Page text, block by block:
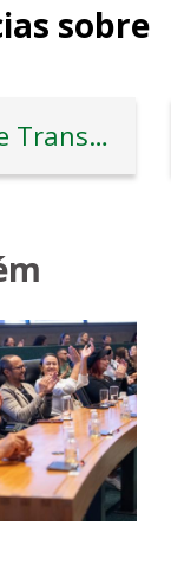
sobre
Comissão de Transporte e Mobilidade Urbana